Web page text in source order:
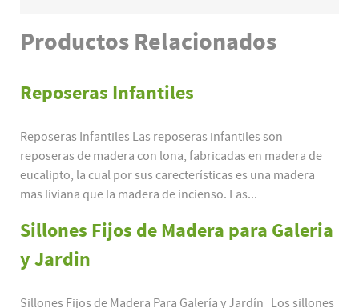
Productos Relacionados
Reposeras Infantiles
Reposeras Infantiles Las reposeras infantiles son
reposeras de madera con lona, fabricadas en madera de
eucalipto, la cual por sus carecterísticas es una madera
mas liviana que la madera de incienso. Las...
Sillones Fijos de Madera para Galeria
y Jardin
Sillones Fijos de Madera Para Galería y Jardín Los sillones